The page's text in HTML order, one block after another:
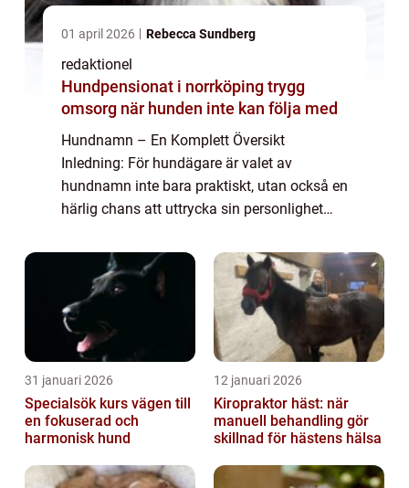
01 april 2026 Rebecca Sundberg
redaktionel
Hundpensionat i norrköping trygg
omsorg när hunden inte kan följa med
Hundnamn – En Komplett Översikt
Inledning: För hundägare är valet av
hundnamn inte bara praktiskt, utan också en
härlig chans att uttrycka sin personlighet
denna artikel kommer vi att utforska världen
31 januari 2026
Specialsök kurs vägen till
en fokuserad och
harmonisk hund
12 januari 2026
Kiropraktor häst: när
manuell behandling gör
skillnad för hästens hälsa